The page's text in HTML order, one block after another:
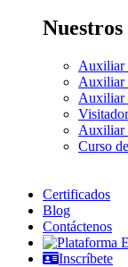
Nuestros
Auxiliar
Auxiliar
Auxiliar
Auxiliar
Curso
Certificados
Blog
Contáctenos
Inscríbete